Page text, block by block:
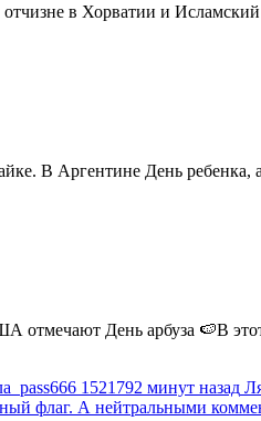
отчизне в Хорватии и
В Аргентине День
отмечают День арбуза 🍉В
pass666 1521792 минут назад
флаг. А нейтральными